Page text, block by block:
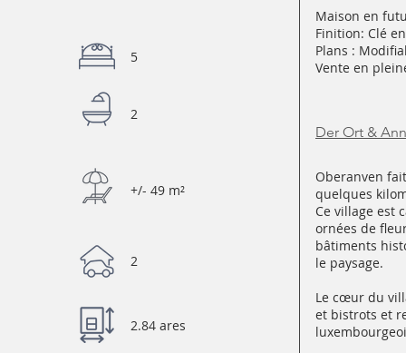
5
2
+/- 49 m²
2
2.84 ares
Maison en
Finition: Clé
Plans :
Vente en
Der Ort &
Oberanven
quelques
Ce village est
ornées de
bâtiments
le paysage.
Le cœur du
et bistrots et